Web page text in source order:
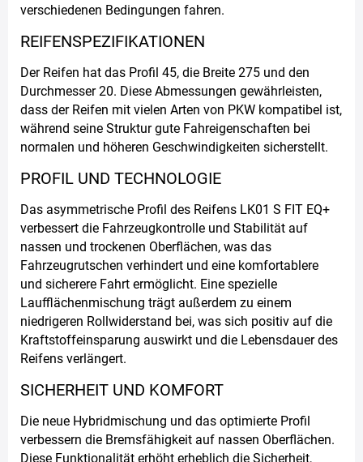
verschiedenen Bedingungen fahren.
REIFENSPEZIFIKATIONEN
Der Reifen hat das Profil 45, die Breite 275 und den
Durchmesser 20. Diese Abmessungen gewährleisten,
dass der Reifen mit vielen Arten von PKW kompatibel ist,
während seine Struktur gute Fahreigenschaften bei
normalen und höheren Geschwindigkeiten sicherstellt.
PROFIL UND TECHNOLOGIE
Das asymmetrische Profil des Reifens LK01 S FIT EQ+
verbessert die Fahrzeugkontrolle und Stabilität auf
nassen und trockenen Oberflächen, was das
Fahrzeugrutschen verhindert und eine komfortablere
und sicherere Fahrt ermöglicht. Eine spezielle
Laufflächenmischung trägt außerdem zu einem
niedrigeren Rollwiderstand bei, was sich positiv auf die
Kraftstoffeinsparung auswirkt und die Lebensdauer des
Reifens verlängert.
SICHERHEIT UND KOMFORT
Die neue Hybridmischung und das optimierte Profil
verbessern die Bremsfähigkeit auf nassen Oberflächen.
Diese Funktionalität erhöht erheblich die Sicherheit,